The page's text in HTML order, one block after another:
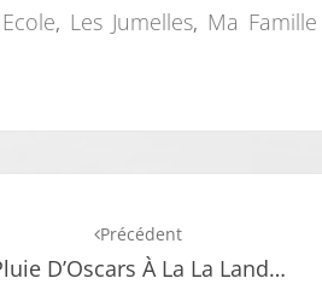
Ecole, Les Jumelles, Ma Famille
Précédent
D’Oscars À La La Land…